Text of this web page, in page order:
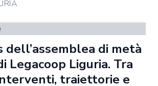
di metà
Legacoop Liguria. Tra
traiettorie e